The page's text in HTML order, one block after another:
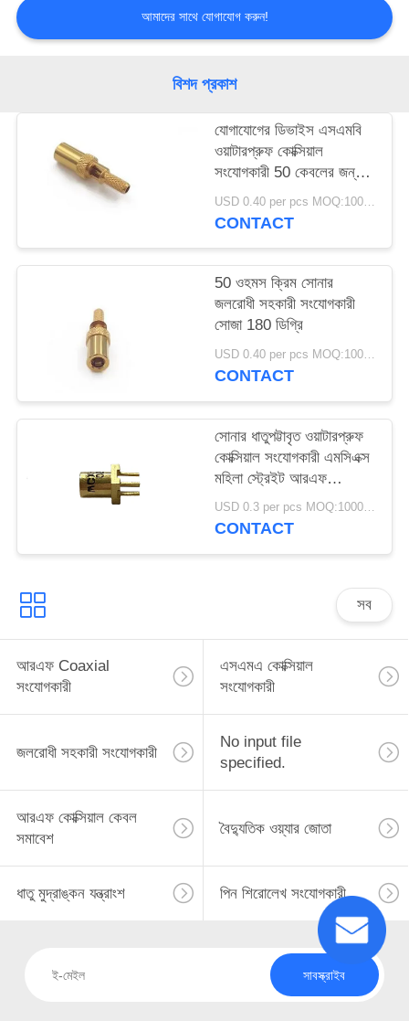
আবেদন
ম্যাপ
PRIVACY
POLICY
আমাদের সাথে যোগাযোগ করুন!
বিশদ প্রকাশ
যোগাযোগের ডিভাইস এসএমবি
ওয়াটারপ্রুফ কোক্সিয়াল
সংযোগকারী 50 কেবলের জন্য
ওহমস ক্রিম্প
USD 0.40 per pcs MOQ:1000 পিসি
CONTACT
50 ওহমস ক্রিম সোনার
জলরোধী সহকারী সংযোগকারী
সোজা 180 ডিগ্রি
USD 0.40 per pcs MOQ:1000 পিসি
CONTACT
সোনার ধাতুপট্টাবৃত ওয়াটারপ্রুফ
কোক্সিয়াল সংযোগকারী এমসিএক্স
মহিলা স্ট্রেইট আরএফ
কোক্সিয়াল সংযোজক সোল্ডারিং
USD 0.3 per pcs MOQ:1000 পিসি
CONTACT
সব
আরএফ Coaxial
সংযোগকারী
এসএমএ কোক্সিয়াল
সংযোগকারী
জলরোধী সহকারী সংযোগকারী
No input file
specified.
আরএফ কোক্সিয়াল কেবল
সমাবেশ
বৈদ্যুতিক ওয়্যার জোতা
ধাতু মুদ্রাঙ্কন যন্ত্রাংশ পিন শিরোলেখ সংযোগকারী
সাবস্ক্রাইব